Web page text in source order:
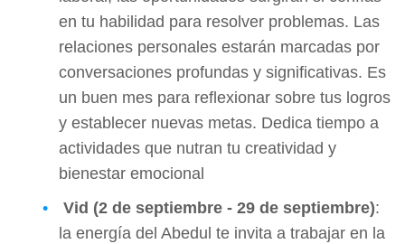
en tu habilidad para resolver problemas. Las
relaciones personales estarán marcadas por
conversaciones profundas y significativas. Es
un buen mes para reflexionar sobre tus logros
y establecer nuevas metas. Dedica tiempo a
actividades que nutran tu creatividad y
bienestar emocional
Vid (2 de septiembre - 29 de septiembre):
la energía del Abedul te invita a trabajar en la